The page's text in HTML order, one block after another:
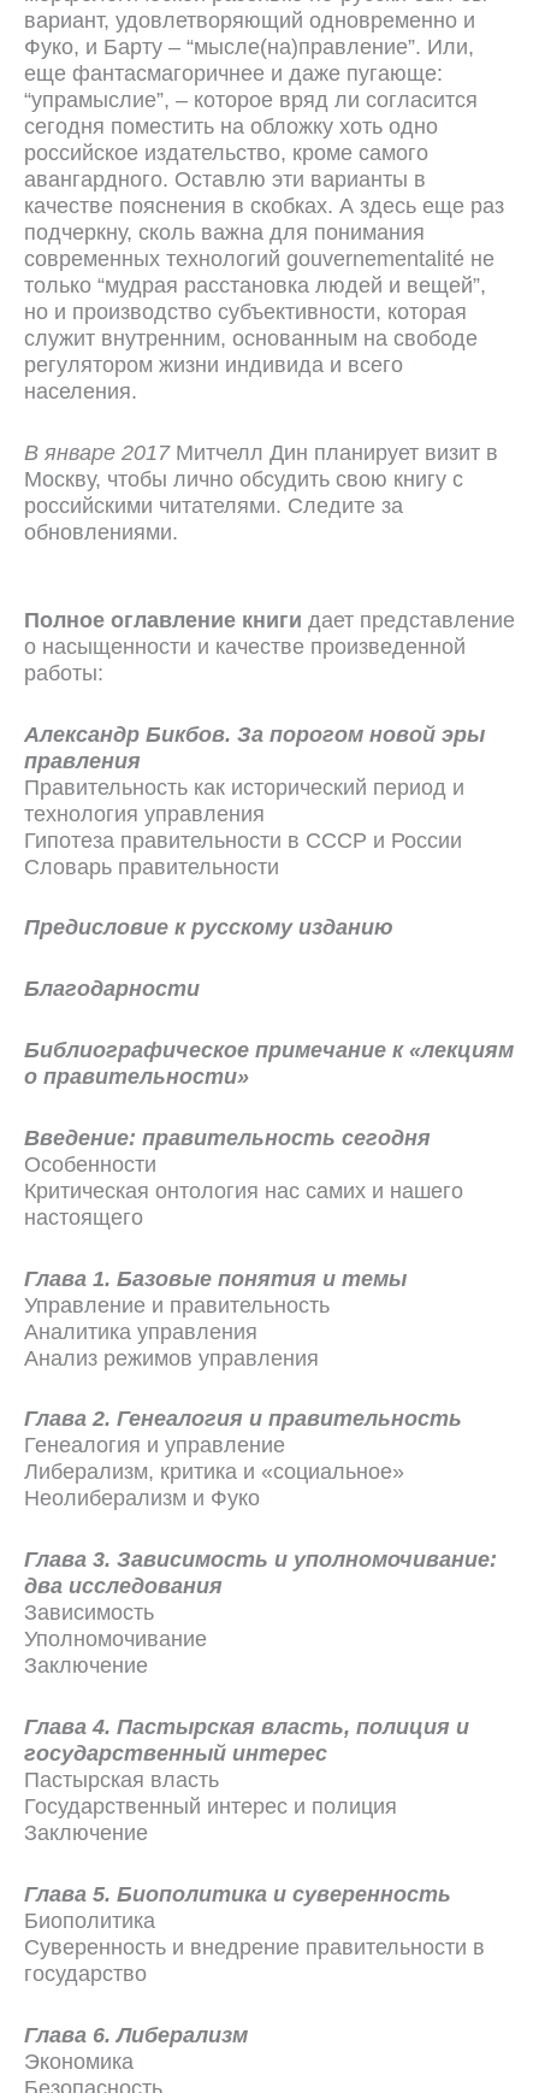
вариант, удовлетворяющий одновременно и
Фуко, и Барту – “мысле(на)правление”. Или,
еще фантасмагоричнее и даже пугающе:
“упрамыслие”, – которое вряд ли согласится
сегодня поместить на обложку хоть одно
российское издательство, кроме самого
авангардного. Оставлю эти варианты в
качестве пояснения в скобках. А здесь еще раз
подчеркну, сколь важна для понимания
современных технологий gouvernementalité не
только “мудрая расстановка людей и вещей”,
но и производство субъективности, которая
служит внутренним, основанным на свободе
регулятором жизни индивида и всего
населения.
В январе 2017Митчелл Дин планирует визит в
Москву, чтобы лично обсудить свою книгу с
российскими читателями. Следите за
обновлениями.
Полное оглавление книги дает представление
о насыщенности и качестве произведенной
работы:
Александр Бикбов. За порогом новой эры
правления
Правительность как исторический период и
технология управления
Гипотеза правительности в СССР и России
Словарь правительности
Предисловие к русскому изданию
Благодарности
Библиографическое примечание к «лекциям
о правительности»
Введение: правительность сегодня
Особенности
Критическая онтология нас самих и нашего
настоящего
Глава 1. Базовые понятия и темы
Управление и правительность
Аналитика управления
Анализ режимов управления
Глава 2. Генеалогия и правительность
Генеалогия и управление
Либерализм, критика и «социальное»
Неолиберализм и Фуко
Глава 3. Зависимость и уполномочивание:
два исследования
Зависимость
Уполномочивание
Заключение
Глава 4. Пастырская власть, полиция и
государственный интерес
Пастырская власть
Государственный интерес и полиция
Заключение
Глава 5. Биополитика и суверенность
Биополитика
Суверенность и внедрение правительности в
государство
Глава 6. Либерализм
Экономика
Безопасность